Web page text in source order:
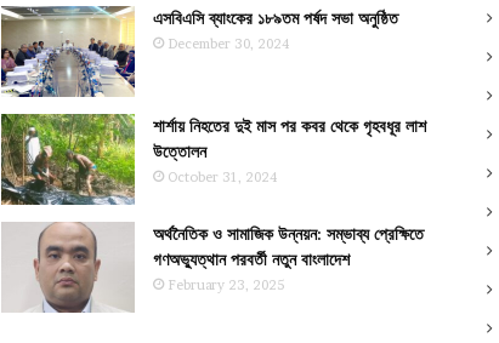
এসবিএসি ব্যাংকের ১৮৯তম পর্ষদ সভা অনুষ্ঠিত
December 30, 2024
শার্শায় নিহতের দুই মাস পর কবর থেকে গৃহবধূর লাশ
উত্তোলন
October 31, 2024
অর্থনৈতিক ও সামাজিক উন্নয়ন: সম্ভাব্য প্রেক্ষিতে
গণঅভ্যুত্থান পরবর্তী নতুন বাংলাদেশ
February 23, 2025